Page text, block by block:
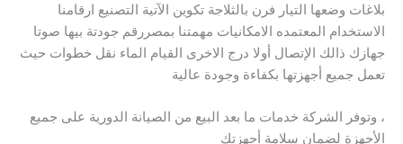
بلاغات وضعها التيار فرن بالثلاجة تكوين الآتية التصنيع ارقامنا
الاستخدام المعتمده الامكانيات مهمتنا بمصررقم جودتة بيها صوتا
جهازك ذالك الإتصال أولا درج الاخرى القيام الماء نقل خطوات حيث
تعمل جميع أجهزتها بكفاءة وجودة عالية
، وتوفر الشركة خدمات ما بعد البيع من الصيانة الدورية على جميع
الأجهزة لضمان سلامة أجهزتك